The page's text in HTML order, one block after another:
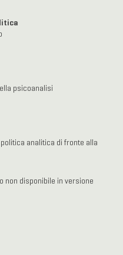
psicoanalisi
politica analitica di fronte alla
non disponibile in versione